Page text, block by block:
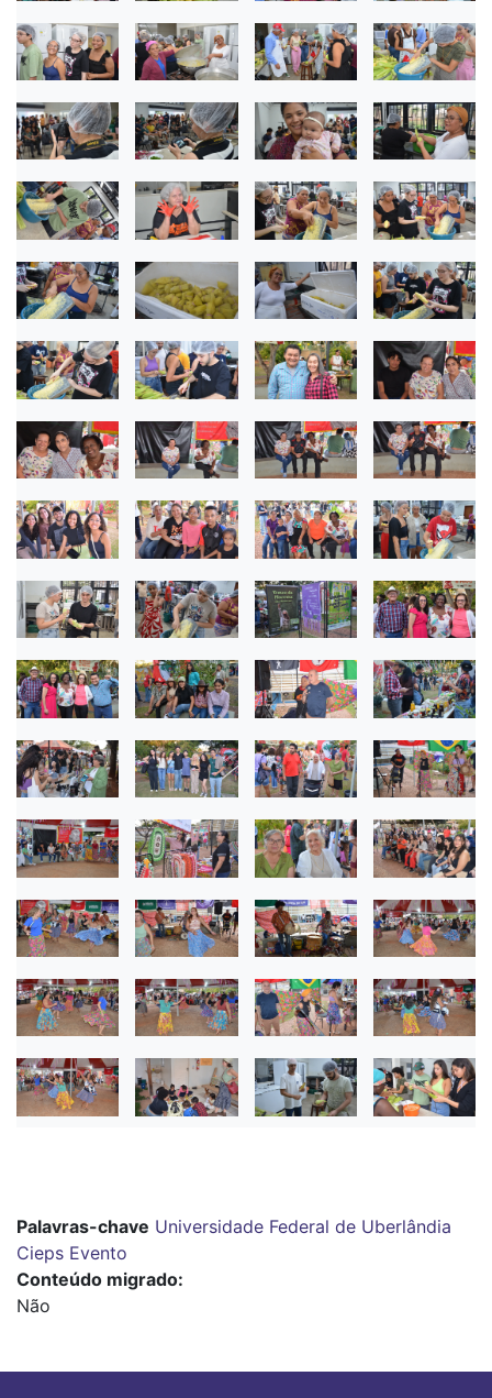
Palavras-chave Universidade Federal de Uberlândia
Cieps Evento
Conteúdo migrado
Não